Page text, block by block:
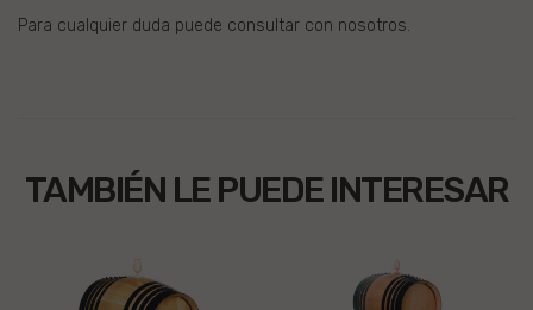
Para cualquier duda puede consultar con nosotros.
TAMBIÉN LE PUEDE INTERESAR